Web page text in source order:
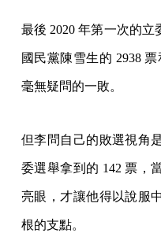
最後 2020 年第一次的立
國民黨陳雪生的 2938
毫無疑問的一敗。
但李問自己的敗選視角
委選舉拿到的 142 票，
亮眼，才讓他得以說服
根的支點。